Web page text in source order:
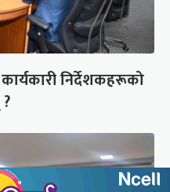
कार्यकारी निर्देशकहरूको